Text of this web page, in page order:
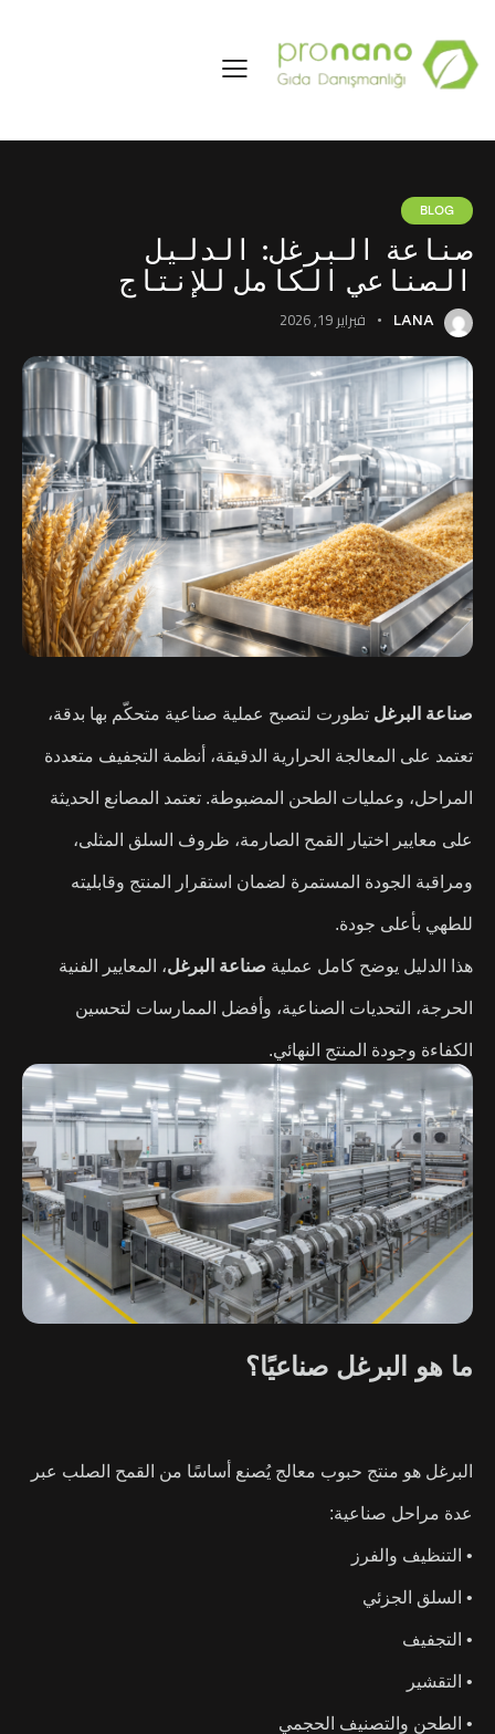
BLOG
صناعة البرغل: الدليل
الصناعي الكامل للإنتاج
LANA فبراير 19, 2026
صناعة البرغل تطورت لتصبح عملية صناعية متحكّم بها بدقة،
تعتمد على المعالجة الحرارية الدقيقة، أنظمة التجفيف متعددة
المراحل، وعمليات الطحن المضبوطة. تعتمد المصانع الحديثة
على معايير اختيار القمح الصارمة، ظروف السلق المثلى،
ومراقبة الجودة المستمرة لضمان استقرار المنتج وقابليته
للطهي بأعلى جودة.
هذا الدليل يوضح كامل عملية صناعة البرغل، المعايير الفنية
الحرجة، التحديات الصناعية، وأفضل الممارسات لتحسين
الكفاءة وجودة المنتج النهائي.
ما هو البرغل صناعيًا؟
البرغل هو منتج حبوب معالج يُصنع أساسًا من القمح الصلب عبر
عدة مراحل صناعية:
• التنظيف والفرز
• السلق الجزئي
• التجفيف
• التقشير
• الطحن والتصنيف الحجمي